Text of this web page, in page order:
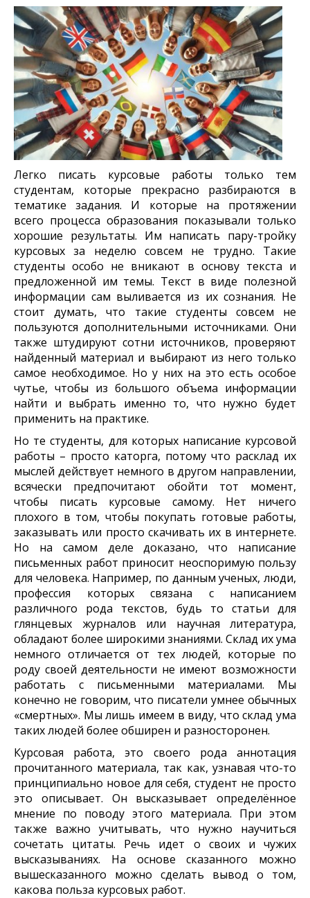
Легко писать курсовые работы только тем
студентам, которые прекрасно разбираются в
тематике задания. И которые на протяжении
всего процесса образования показывали только
хорошие результаты. Им написать пару-тройку
курсовых за неделю совсем не трудно. Такие
студенты особо не вникают в основу текста и
предложенной им темы. Текст в виде полезной
информации сам выливается из их сознания. Не
стоит думать, что такие студенты совсем не
пользуются дополнительными источниками. Они
также штудируют сотни источников, проверяют
найденный материал и выбирают из него только
самое необходимое. Но у них на это есть особое
чутье, чтобы из большого объема информации
найти и выбрать именно то, что нужно будет
применить на практике.
Но те студенты, для которых написание курсовой
работы – просто каторга, потому что расклад их
мыслей действует немного в другом направлении,
всячески предпочитают обойти тот момент,
чтобы писать курсовые самому. Нет ничего
плохого в том, чтобы покупать готовые работы,
заказывать или просто скачивать их в интернете.
Но на самом деле доказано, что написание
письменных работ приносит неоспоримую пользу
для человека. Например, по данным ученых, люди,
профессия которых связана с написанием
различного рода текстов, будь то статьи для
глянцевых журналов или научная литература,
обладают более широкими знаниями. Склад их ума
немного отличается от тех людей, которые по
роду своей деятельности не имеют возможности
работать с письменными материалами. Мы
конечно не говорим, что писатели умнее обычных
«смертных». Мы лишь имеем в виду, что склад ума
таких людей более обширен и разносторонен.
Курсовая работа, это своего рода аннотация
прочитанного материала, так как, узнавая что-то
принципиально новое для себя, студент не просто
это описывает. Он высказывает определённое
мнение по поводу этого материала. При этом
также важно учитывать, что нужно научиться
сочетать цитаты. Речь идет о своих и чужих
высказываниях. На основе сказанного можно
вышесказанного можно сделать вывод о том,
какова польза курсовых работ.